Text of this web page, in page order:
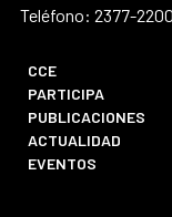
Teléfono: 2377-2200
CCE
PARTICIPA
PUBLICACIONES
ACTUALIDAD
EVENTOS